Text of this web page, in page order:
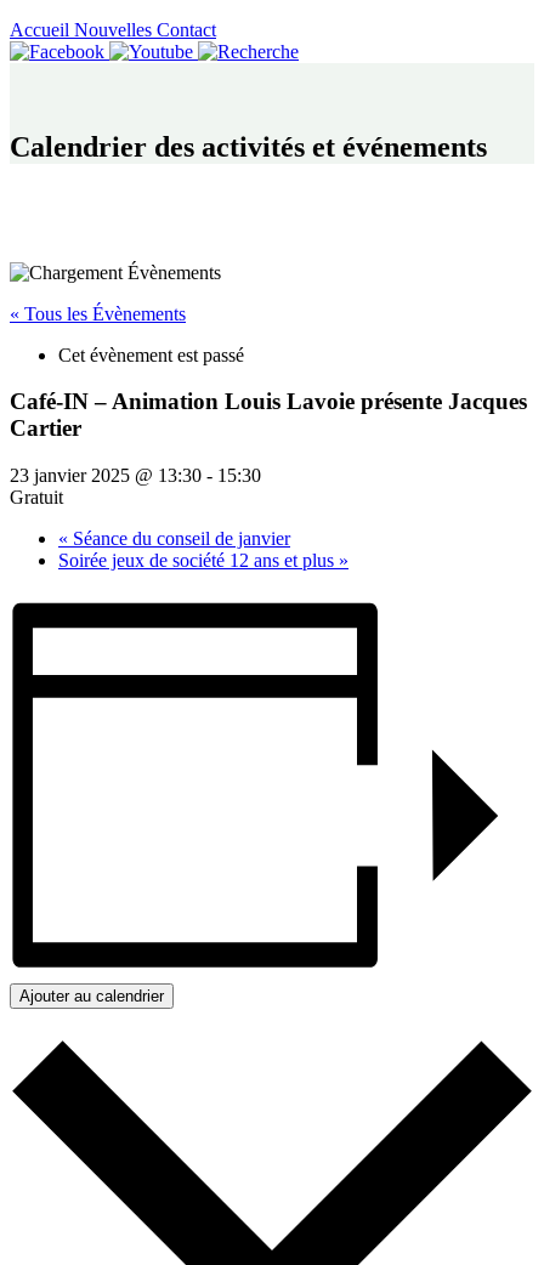
Accueil Nouvelles Contact
Calendrier des activités et événements
« Tous les Évènements
Cet évènement est passé
Café-IN – Animation Louis Lavoie présente Jacques
Cartier
23 janvier 2025 @ 13:30 - 15:30
Gratuit
« Séance du conseil de janvier
Soirée jeux de société 12 ans et plus »
Ajouter au calendrier